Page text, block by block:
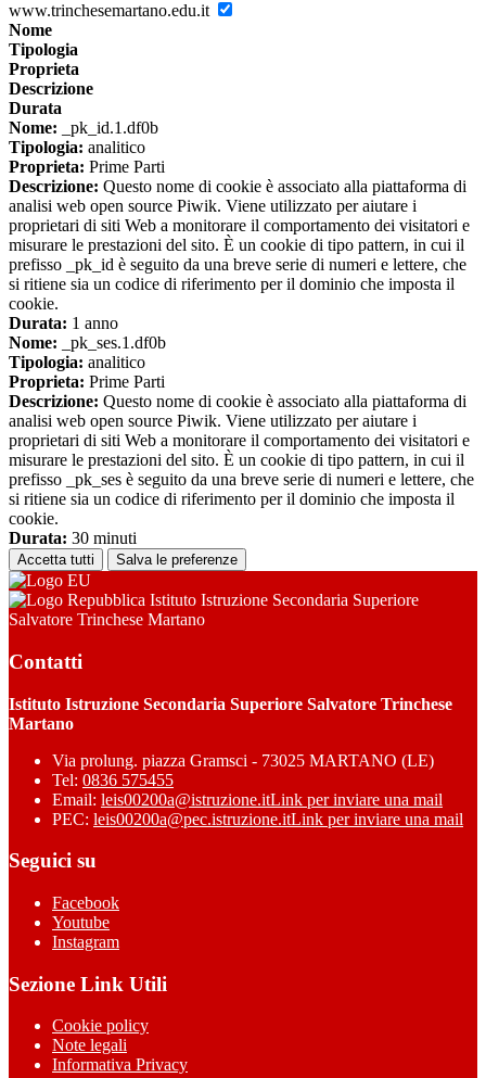
www.trinchesemartano.edu.it
Nome
Tipologia
Proprieta
Descrizione
Durata
Nome: _pk_id.1.df0b
Tipologia: analitico
Proprieta: Prime Parti
Descrizione: Questo nome di cookie è associato alla piattaforma di
analisi web open source Piwik. Viene utilizzato per aiutare i
proprietari di siti Web a monitorare il comportamento dei visitatori e
misurare le prestazioni del sito. È un cookie di tipo pattern, in cui il
prefisso _pk_id è seguito da una breve serie di numeri e lettere, che
si ritiene sia un codice di riferimento per il dominio che imposta il
cookie.
Durata: 1 anno
Nome: _pk_ses.1.df0b
Tipologia: analitico
Proprieta: Prime Parti
Descrizione: Questo nome di cookie è associato alla piattaforma di
analisi web open source Piwik. Viene utilizzato per aiutare i
proprietari di siti Web a monitorare il comportamento dei visitatori e
misurare le prestazioni del sito. È un cookie di tipo pattern, in cui il
prefisso _pk_ses è seguito da una breve serie di numeri e lettere, che
si ritiene sia un codice di riferimento per il dominio che imposta il
cookie.
Durata: 30 minuti
Accetta tutti Salva le preferenze
Istituto Istruzione Secondaria Superiore
Salvatore Trinchese Martano
Contatti
Istituto Istruzione Secondaria Superiore Salvatore Trinchese
Martano
Via prolung. piazza Gramsci - 73025 MARTANO (LE)
Tel: 0836 575455
Email: leis00200a@istruzione.itLink per inviare una mail
PEC: leis00200a@pec.istruzione.itLink per inviare una mail
Seguici su
Facebook
Youtube
Instagram
Sezione Link Utili
Cookie policy
Note legali
Informativa Privacy